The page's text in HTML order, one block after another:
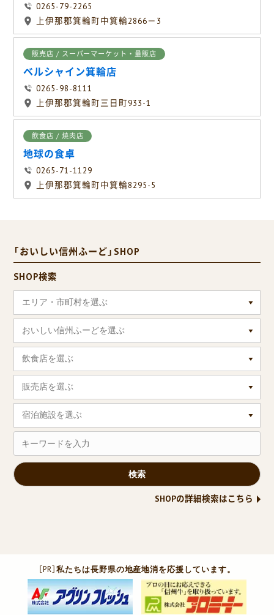
0265-79-2265
上伊那郡箕輪町中箕輪2866－3
販売店 / スーパーマーケット・量販店
ベルシャイン箕輪店
0265-98-8111
上伊那郡箕輪町三日町933-1
飲食店 / 焼肉店
地球の食卓
0265-71-1129
上伊那郡箕輪町中箕輪8295-5
「おいしい信州ふーど」SHOP
SHOP検索
エリア・市町村を選ぶ
おいしい信州ふーどを選ぶ
飲食店を選ぶ
販売店を選ぶ
宿泊施設を選ぶ
SHOPの詳細検索はこちら
［PR］私たちは長野県の地産地消を応援しています。